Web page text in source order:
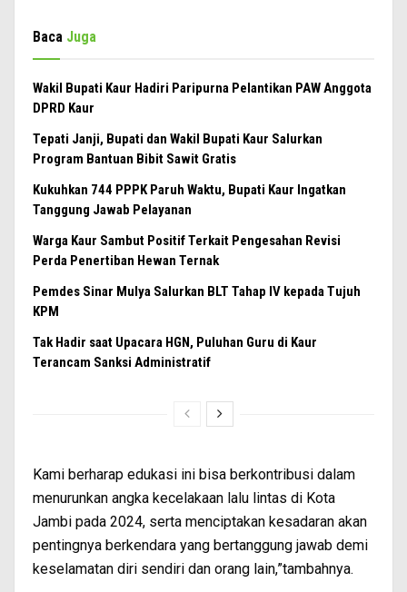
Baca Juga
Wakil Bupati Kaur Hadiri Paripurna Pelantikan PAW Anggota
DPRD Kaur
Tepati Janji, Bupati dan Wakil Bupati Kaur Salurkan
Program Bantuan Bibit Sawit Gratis
Kukuhkan 744 PPPK Paruh Waktu, Bupati Kaur Ingatkan
Tanggung Jawab Pelayanan
Warga Kaur Sambut Positif Terkait Pengesahan Revisi
Perda Penertiban Hewan Ternak
Pemdes Sinar Mulya Salurkan BLT Tahap IV kepada Tujuh
KPM
Tak Hadir saat Upacara HGN, Puluhan Guru di Kaur
Terancam Sanksi Administratif
Kami berharap edukasi ini bisa berkontribusi dalam
menurunkan angka kecelakaan lalu lintas di Kota
Jambi pada 2024, serta menciptakan kesadaran akan
pentingnya berkendara yang bertanggung jawab demi
keselamatan diri sendiri dan orang lain,”tambahnya.